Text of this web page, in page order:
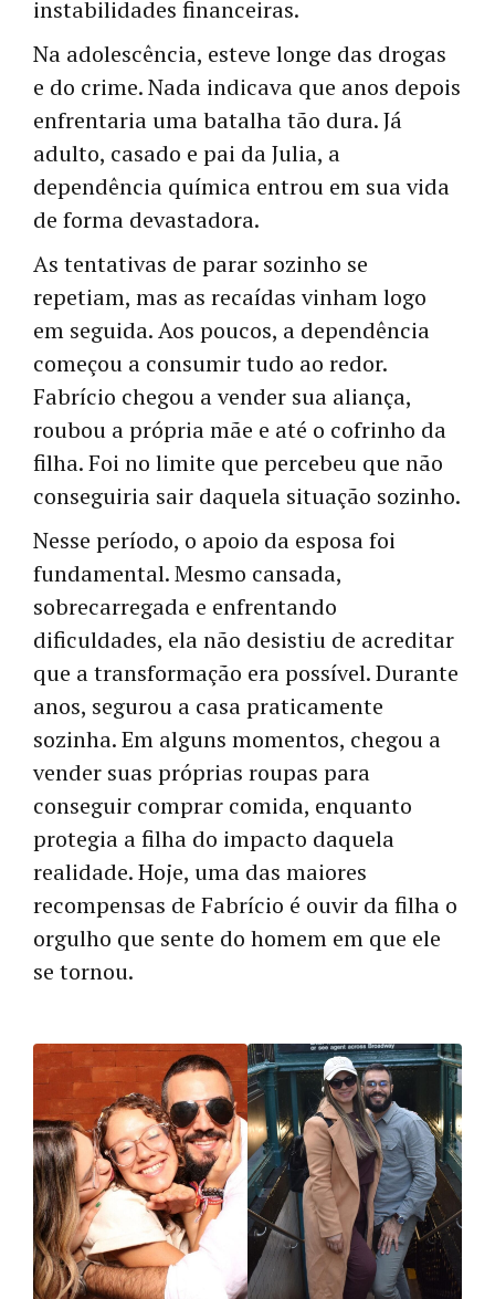
instabilidades financeiras.
Na adolescência, esteve longe das drogas
e do crime. Nada indicava que anos depois
enfrentaria uma batalha tão dura. Já
adulto, casado e pai da Julia, a
dependência química entrou em sua vida
de forma devastadora.
As tentativas de parar sozinho se
repetiam, mas as recaídas vinham logo
em seguida. Aos poucos, a dependência
começou a consumir tudo ao redor.
Fabrício chegou a vender sua aliança,
roubou a própria mãe e até o cofrinho da
filha. Foi no limite que percebeu que não
conseguiria sair daquela situação sozinho.
Nesse período, o apoio da esposa foi
fundamental. Mesmo cansada,
sobrecarregada e enfrentando
dificuldades, ela não desistiu de acreditar
que a transformação era possível. Durante
anos, segurou a casa praticamente
sozinha. Em alguns momentos, chegou a
vender suas próprias roupas para
conseguir comprar comida, enquanto
protegia a filha do impacto daquela
realidade. Hoje, uma das maiores
recompensas de Fabrício é ouvir da filha o
orgulho que sente do homem em que ele
se tornou.